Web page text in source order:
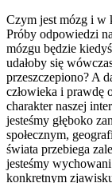
Czym jest mózg i w
Próby odpowiedzi
mózgu będzie
udałoby się
przeszczepiono? A
człowieka i prawdę
charakter naszej
jesteśmy głęboko
społecznym,
świata przebiega
jesteśmy
konkretnym